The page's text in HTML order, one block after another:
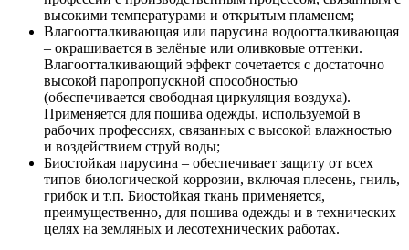
высокими температурами и открытым пламенем;
Влагоотталкивающая или парусина водоотталкивающая
– окрашивается в зелёные или оливковые оттенки.
Влагоотталкивающий эффект сочетается с достаточно
высокой паропропускной способностью
(обеспечивается свободная циркуляция воздуха).
Применяется для пошива одежды, используемой в
рабочих профессиях, связанных с высокой влажностью
и воздействием струй воды;
Биостойкая парусина – обеспечивает защиту от всех
типов биологической коррозии, включая плесень, гниль,
грибок и т.п. Биостойкая ткань применяется,
преимущественно, для пошива одежды и в технических
целях на земляных и лесотехнических работах.